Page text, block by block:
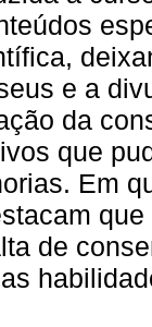
e a
da
que
Em
de